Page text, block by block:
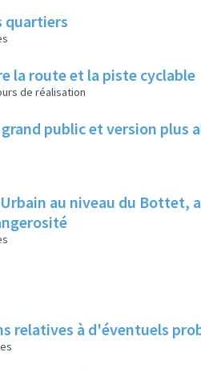
quartiers
la route et la piste cyclable
de réalisation
public et version plus
au niveau du Bottet,
relatives à d'éventuels